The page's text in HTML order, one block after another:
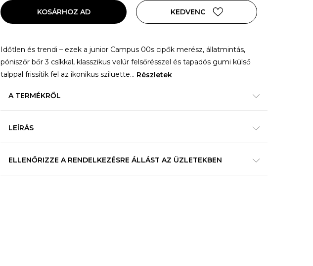
KOSÁRHOZ AD KEDVENC
Időtlen és trendi – ezek a junior Campus 00s cipők merész, állatmintás,
póniszőr bőr 3 csíkkal, klasszikus velúr felsőrésszel és tapadós gumi külső
talppal frissítik fel az ikonikus sziluette... Részletek
A TERMÉKRŐL
LEÍRÁS
ELLENŐRIZZE A RENDELKEZÉSRE ÁLLÁST AZ ÜZLETEKBEN